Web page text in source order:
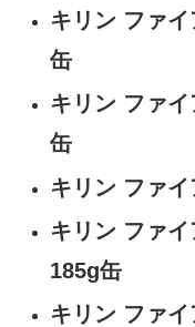
キリン ファ
缶
キリン ファ
缶
キリン ファ
キリン ファ
185g缶
キリン ファ